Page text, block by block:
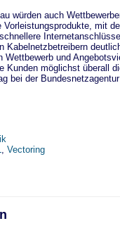
würden auch
mit
Kabelnetzbetreibern
Wettbewerb und
Kunden möglichst überall
bei der
, Vectoring